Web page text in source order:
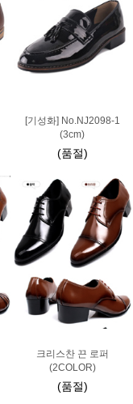
[기성화] No.NJ2098-1
(3cm)
(품절)
크리스찬 끈 로퍼
(2COLOR)
(품절)